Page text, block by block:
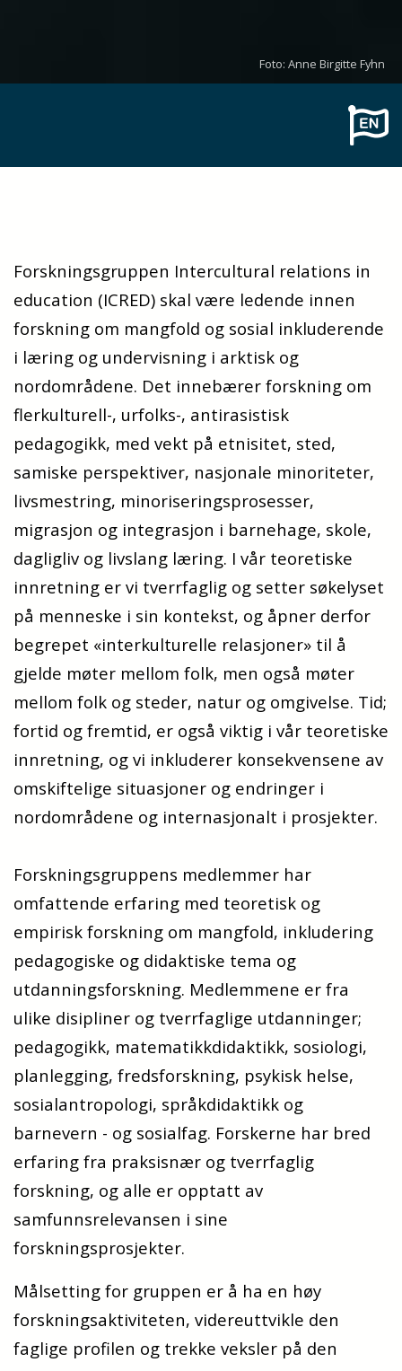
Foto: Anne Birgitte Fyhn
Forskningsgruppen Intercultural relations in
education (ICRED) skal være ledende innen
forskning om mangfold og sosial inkluderende
i læring og undervisning i arktisk og
nordområdene. Det innebærer forskning om
flerkulturell-, urfolks-, antirasistisk
pedagogikk, med vekt på etnisitet, sted,
samiske perspektiver, nasjonale minoriteter,
livsmestring, minoriseringsprosesser,
migrasjon og integrasjon i barnehage, skole,
dagligliv og livslang læring. I vår teoretiske
innretning er vi tverrfaglig og setter søkelyset
på menneske i sin kontekst, og åpner derfor
begrepet «interkulturelle relasjoner» til å
gjelde møter mellom folk, men også møter
mellom folk og steder, natur og omgivelse. Tid;
fortid og fremtid, er også viktig i vår teoretiske
innretning, og vi inkluderer konsekvensene av
omskiftelige situasjoner og endringer i
nordområdene og internasjonalt i prosjekter.
Forskningsgruppens medlemmer har
omfattende erfaring med teoretisk og
empirisk forskning om mangfold, inkludering
pedagogiske og didaktiske tema og
utdanningsforskning. Medlemmene er fra
ulike disipliner og tverrfaglige utdanninger;
pedagogikk, matematikkdidaktikk, sosiologi,
planlegging, fredsforskning, psykisk helse,
sosialantropologi, språkdidaktikk og
barnevern - og sosialfag. Forskerne har bred
erfaring fra praksisnær og tverrfaglig
forskning, og alle er opptatt av
samfunnsrelevansen i sine
forskningsprosjekter.
Målsetting for gruppen er å ha en høy
forskningsaktiviteten, videreuttvikle den
faglige profilen og trekke veksler på den